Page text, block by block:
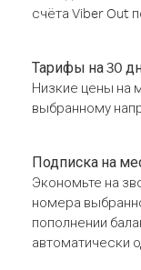
счёта Viber Out
Тарифы на 30
Низкие цены на
выбранному
Подписка на
Экономьте на
номера
пополнении
автоматически